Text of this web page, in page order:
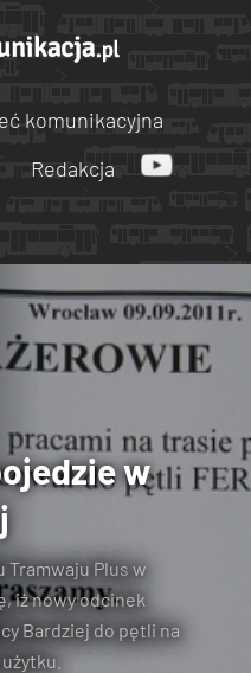
komunikacyjna
Redakcja
w
Tramwaju Plusw
iż nowy odcinek
Bardziej do pętli na